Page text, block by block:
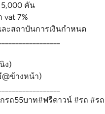
คัน
vat 7%
ะสถาบันการเงินกำหนด
ง)
@ข้างหน้า)
รถ55บาท#ฟรีดาวน์ #รถ #